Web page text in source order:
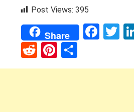
Post Views: 395
Share
RedditPinterest